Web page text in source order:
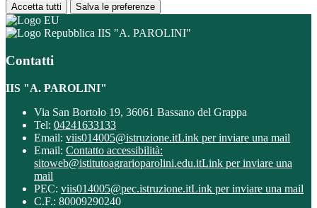
Accetta tutti Salva le preferenze
IIS "A. PAROLINI"
Contatti
IIS "A. PAROLINI"
Via San Bortolo 19, 36061 Bassano del Grappa
Tel: 04241633133
Email: viis014005@istruzione.itLink per inviare una mail
Email: Contatto accessibilità:
sitoweb@istitutoagrarioparolini.edu.itLink per inviare una
mail
PEC: viis014005@pec.istruzione.itLink per inviare una mail
C.F.: 80009290240